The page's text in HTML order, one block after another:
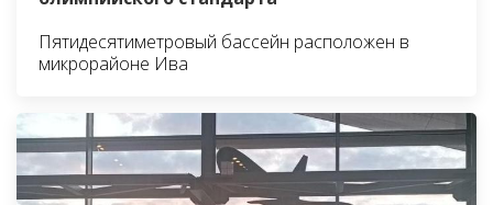
Пятидесятиметровый бассейн расположен в
микрорайоне Ива